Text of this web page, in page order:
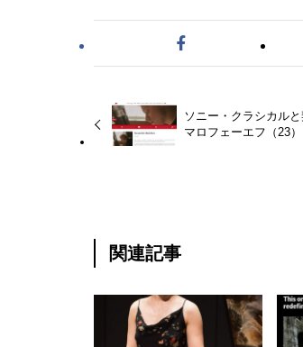
ソニー・クラシカル
マロフェーエフ（23）
関連記事